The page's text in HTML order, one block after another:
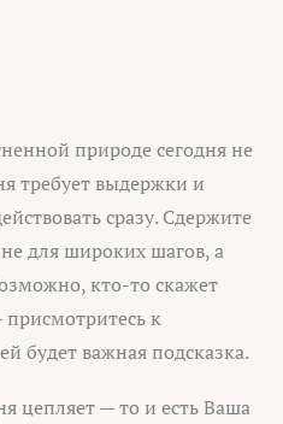
природе сегодня не
требует выдержки и
сразу. Сдержите
для широких шагов, а
кто-то скажет
к
будет важная подсказка.
цепляет — то и есть Ваша